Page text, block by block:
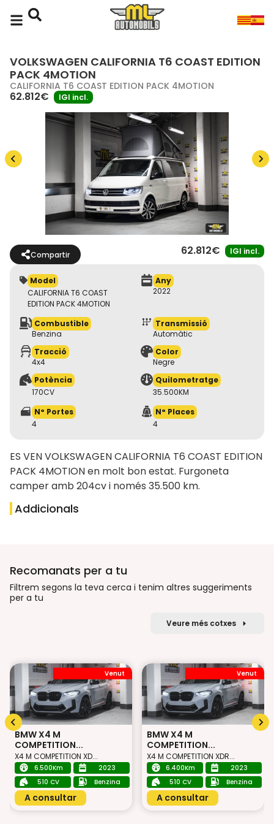
VOLKSWAGEN CALIFORNIA T6 COAST EDITION
PACK 4MOTION
CALIFORNIA T6 COAST EDITION PACK 4MOTION
62.812€ IGI incl.
Compartir 62.812€ IGI incl.
Model
CALIFORNIA T6 COAST
EDITION PACK 4MOTION
Any
2022
Combustible
Benzina
Transmissió
Automàtic
Tracció
4x4
Color
Negre
Potència
170CV
Quilometratge
35.500KM
N° Portes
4
N° Places
4
ES VEN VOLKSWAGEN CALIFORNIA T6 COAST EDITION
PACK 4MOTION en molt bon estat. Furgoneta
camper amb 204cv i només 35.500 km.
Addicionals
Recomanats per a tu
Filtrem segons la teva cerca i tenim altres suggeriments
per a tu
Veure més cotxes
Venut
BMW X4 M
COMPETITION...
X4 M COMPETITION XD...
6.500Km
2023
510 CV
Benzina
A consultar
Venut
BMW X4 M
COMPETITION...
X4 M COMPETITION XDR...
6.400Km
2023
510 CV
Benzina
A consultar